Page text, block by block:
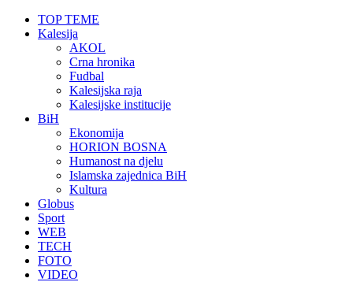
TOP TEME
Kalesija
AKOL
Crna hronika
Fudbal
Kalesijska raja
Kalesijske institucije
BiH
Ekonomija
HORION BOSNA
Humanost na djelu
Islamska zajednica BiH
Kultura
Globus
Sport
WEB
TECH
FOTO
VIDEO